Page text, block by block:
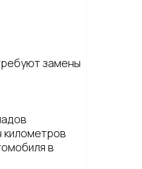
замены
километров
в